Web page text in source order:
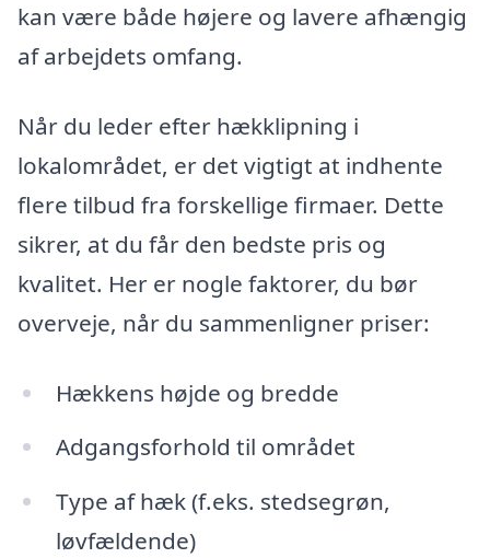
kan være både højere og lavere afhængig
af arbejdets omfang.
Når du leder efter hækklipning i
lokalområdet, er det vigtigt at indhente
flere tilbud fra forskellige firmaer. Dette
sikrer, at du får den bedste pris og
kvalitet. Her er nogle faktorer, du bør
overveje, når du sammenligner priser:
Hækkens højde og bredde
Adgangsforhold til området
Type af hæk (f.eks. stedsegrøn,
løvfældende)